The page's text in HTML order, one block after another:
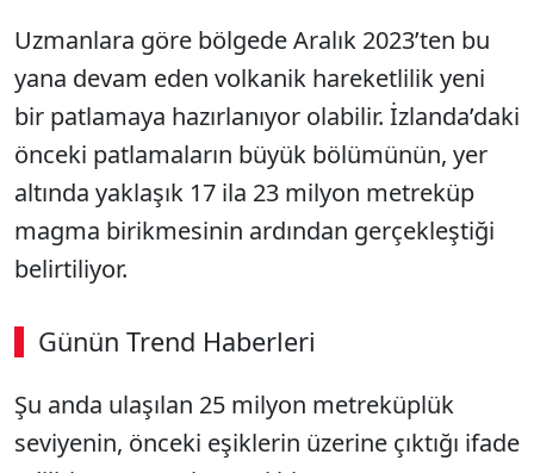
Uzmanlara göre bölgede Aralık 2023’ten bu
yana devam eden volkanik hareketlilik yeni
bir patlamaya hazırlanıyor olabilir. İzlanda’daki
önceki patlamaların büyük bölümünün, yer
altında yaklaşık 17 ila 23 milyon metreküp
magma birikmesinin ardından gerçekleştiği
belirtiliyor.
Günün Trend Haberleri
00:02 / 03:53
Sesi Aç
Şu anda ulaşılan 25 milyon metreküplük
seviyenin, önceki eşiklerin üzerine çıktığı ifade